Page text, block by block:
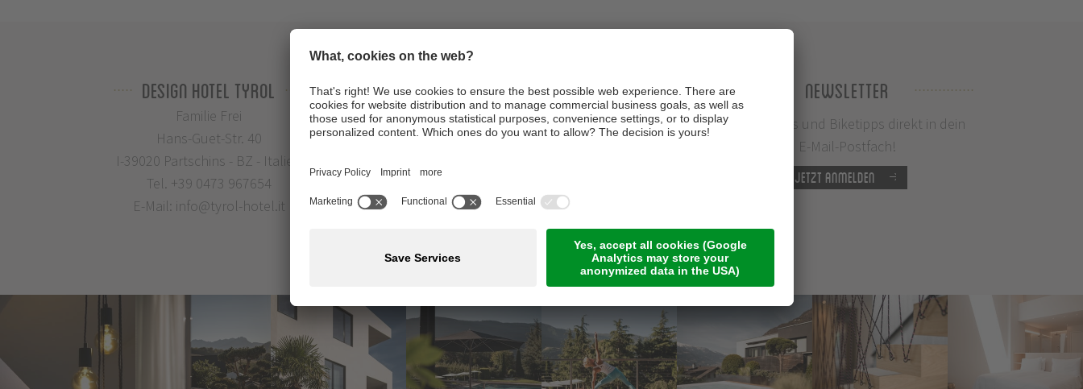
Design Hotel Tyrol
Familie Frei
Hans-Guet-Str. 40
I-39020 Partschins - BZ - Italien
Tel. +39 0473 967654
E-Mail: info@tyrol-hotel.it
Infos
Anreise
Jobs
Guestnet
Newsletter
Infos, News und Biketipps direkt in dein
E-Mail-Postfach!
Jetzt anmelden